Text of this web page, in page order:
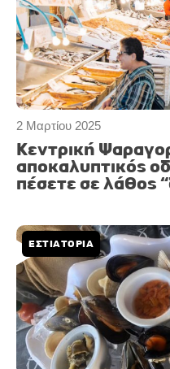
2 Μαρτίου 2025
Κεντρική
αποκαλυπτικός
πέσετε σε λάθος
ΕΣΤΙΑΤΟΡΙΑ